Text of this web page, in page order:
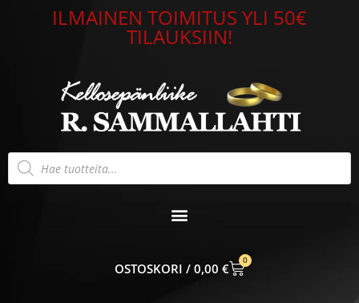
ILMAINEN TOIMITUS YLI 50€
TILAUKSIIN!
Products
search
0,00 €
0
CART